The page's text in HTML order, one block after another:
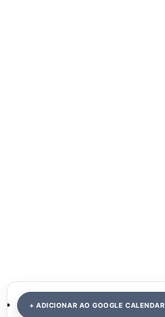
+ ADICIONAR AO GOOGLE CALENDAR